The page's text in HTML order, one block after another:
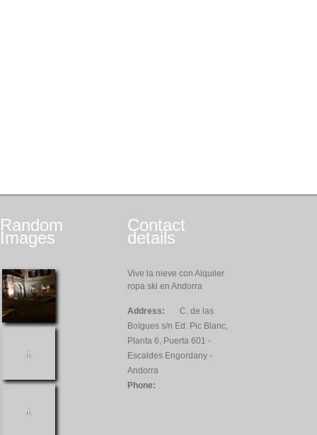
Random
Images
Contact
details
Vive la nieve con Alquiler
ropa ski en Andorra
Address:
C. de las
Boïgues s/n Ed. Pic Blanc,
Planta 6, Puerta 601 -
Escaldes Engordany -
Andorra
Phone: